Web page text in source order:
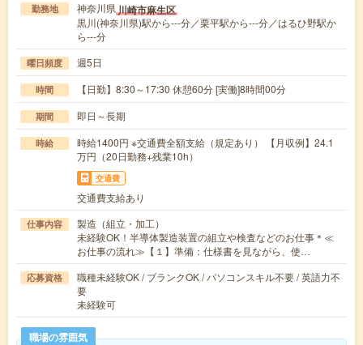
勤務地 神奈川県川崎市麻生区
黒川(神奈川県)駅から---分／栗平駅から---分／はるひ野駅か
ら---分
曜日頻度 週5日
時間 【日勤】8:30～17:30 休憩60分 [実働]8時間00分
期間 即日～長期
時給
時給1400円 ※交通費全額支給（規定あり） 【月収例】24.1
万円（20日勤務+残業10h）
交通費
交通費支給あり
仕事内容
製造（組立・加工）
未経験OK！半導体製造装置の組立や検査などのお仕事＊≪
お仕事の流れ≫【１】準備：仕様書を見ながら、使…
応募資格
職種未経験OK / ブランクOK / パソコンスキル不要 / 英語力不
要
未経験可
職場の雰囲気